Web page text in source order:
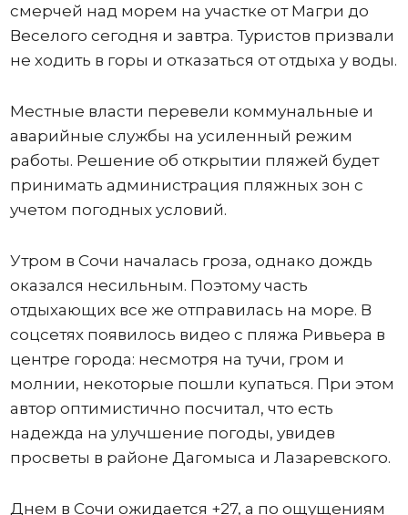
смерчей над морем на участке от Магри до
Веселого сегодня и завтра. Туристов призвали
не ходить в горы и отказаться от отдыха у воды.
Местные власти перевели коммунальные и
аварийные службы на усиленный режим
работы. Решение об открытии пляжей будет
принимать администрация пляжных зон с
учетом погодных условий.
Утром в Сочи началась гроза, однако дождь
оказался несильным. Поэтому часть
отдыхающих все же отправилась на море. В
соцсетях появилось видео с пляжа Ривьера в
центре города: несмотря на тучи, гром и
молнии, некоторые пошли купаться. При этом
автор оптимистично посчитал, что есть
надежда на улучшение погоды, увидев
просветы в районе Дагомыса и Лазаревского.
Днем в Сочи ожидается +27, а по ощущениям